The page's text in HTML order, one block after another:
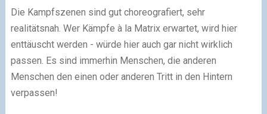
Die Kampfszenen sind gut choreografiert, sehr
realitätsnah. Wer Kämpfe à la Matrix erwartet, wird hier
enttäuscht werden - würde hier auch gar nicht wirklich
passen. Es sind immerhin Menschen, die anderen
Menschen den einen oder anderen Tritt in den Hintern
verpassen!